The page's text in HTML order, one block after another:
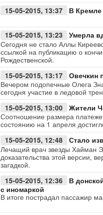
15-05-2015, 13:37 В Кремле
15-05-2015, 13:23
Умерла
Сегодня не стало Аллы
ссылкой на публикацию о
Рождественской.
15-05-2015, 13:17
Овечкин
Вечером подопечные Олега
сегодня участие в ледовой
15-05-2015, 13:00
Жители
Соотношение размера
состоянию на 1 апреля
15-05-2015, 12:48
Стало
Лечащий врач звезды Хайман
доказательства этой версии,
загадкой.
15-05-2015, 12:36
В
с иномаркой
В итоге пострадал пассажир